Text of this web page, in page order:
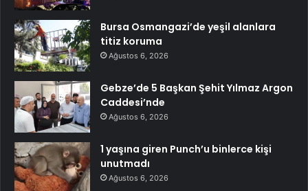
Bursa Osmangazi’de yeşil alanlara
titiz koruma
Ağustos 6, 2026
Gebze’de 5 Başkan Şehit Yılmaz Argon
Caddesi’nde
Ağustos 6, 2026
1 yaşına giren Punch’u binlerce kişi
unutmadı
Ağustos 6, 2026